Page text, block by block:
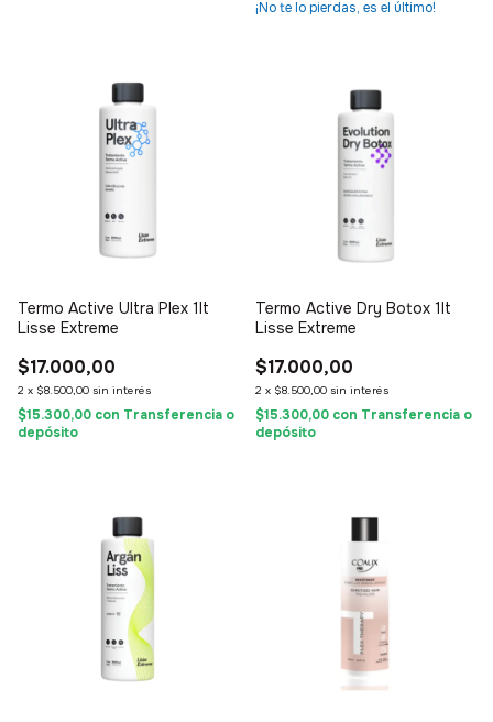
¡No te lo pierdas, es el último!
Termo Active Ultra Plex 1lt
Lisse Extreme
$17.000,00
2 x $8.500,00 sin interés
$15.300,00 con Transferencia o
depósito
Termo Active Dry Botox 1lt
Lisse Extreme
$17.000,00
2 x $8.500,00 sin interés
$15.300,00 con Transferencia o
depósito